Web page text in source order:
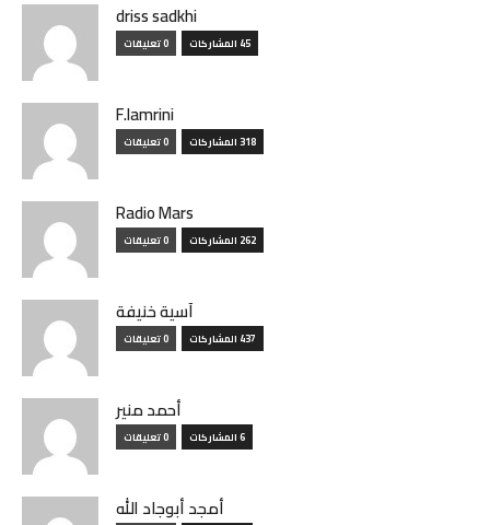
driss sadkhi
45 المشاركات 0 تعليقات
F.lamrini
318 المشاركات 0 تعليقات
Radio Mars
262 المشاركات 0 تعليقات
آسية خنيفة
437 المشاركات 0 تعليقات
أحمد منير
6 المشاركات 0 تعليقات
أمجد أبوجاد الله